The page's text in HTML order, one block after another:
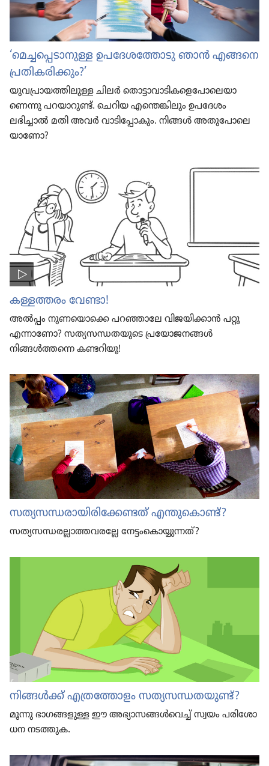
‘മെച്ച​പ്പെ​ടാ​നുള്ള ഉപദേ​ശ​ത്തോ​ടു ഞാൻ എങ്ങനെ
പ്രതി​ക​രി​ക്കും?’
യുവ​പ്രാ​യ​ത്തി​ലുള്ള ചിലർ തൊട്ടാ​വാ​ടി​ക​ളെ​പോ​ലെ​യാ​
ണെന്നു പറയാ​റുണ്ട്‌. ചെറിയ എന്തെങ്കി​ലും ഉപദേശം
ലഭിച്ചാൽ മതി അവർ വാടി​പ്പോ​കും. നിങ്ങൾ അതു​പോ​ലെ​
യാ​ണോ?
കള്ളത്തരം വേണ്ടാ!
അൽപ്പം നുണ​യൊ​ക്കെ പറഞ്ഞാലേ വിജയി​ക്കാൻ പറ്റൂ
എന്നാണോ? സത്യസ​ന്ധ​ത​യു​ടെ പ്രയോ​ജ​നങ്ങൾ
നിങ്ങൾത്തന്നെ കണ്ടറിയൂ!
സത്യസ​ന്ധ​രാ​യി​രി​ക്കേ​ണ്ടത്‌ എന്തു​കൊണ്ട്‌?
സത്യസ​ന്ധ​ര​ല്ലാ​ത്ത​വ​ര​ല്ലേ നേട്ടം​കൊ​യ്യു​ന്നത്‌?
നിങ്ങൾക്ക്‌ എത്ര​ത്തോ​ളം സത്യസന്ധതയുണ്ട്‌?
മൂന്നു ഭാഗങ്ങ​ളു​ള്ള ഈ അഭ്യാസങ്ങൾവെച്ച്‌ സ്വയം പരി​ശോ​
ധന നടത്തുക.